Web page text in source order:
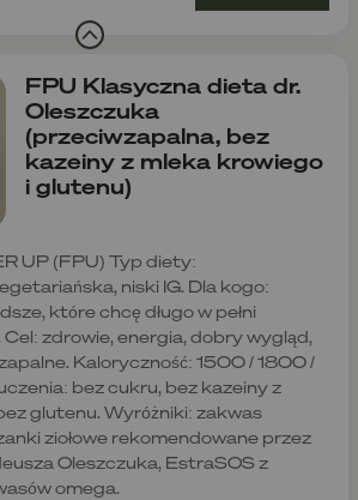
FPU Klasyczna dieta dr.
Oleszczuka
(przeciwzapalna, bez
kazeiny z mleka krowiego
i glutenu)
UP (FPU) Typ diety:
niski IG. Dla kogo:
które chcę długo w pełni
zdrowie, energia, dobry wygląd,
Kaloryczność: 1500 / 1800 /
bez cukru, bez kazeiny z
glutenu. Wyróżniki: zakwas
ziołowe rekomendowane przez
Oleszczuka, EstraSOS z
omega.